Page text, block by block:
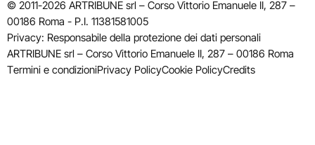
© 2011-2026 ARTRIBUNE srl – Corso Vittorio Emanuele II, 287 –
00186 Roma - P.I. 11381581005
Privacy: Responsabile della protezione dei dati personali
ARTRIBUNE srl – Corso Vittorio Emanuele II, 287 – 00186 Roma
Termini e condizioniPrivacy PolicyCookie PolicyCredits